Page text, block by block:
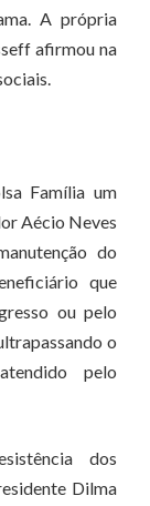
A própria
afirmou na
Família um
Aécio Neves
do
que
ou pelo
o
pelo
dos
Dilma